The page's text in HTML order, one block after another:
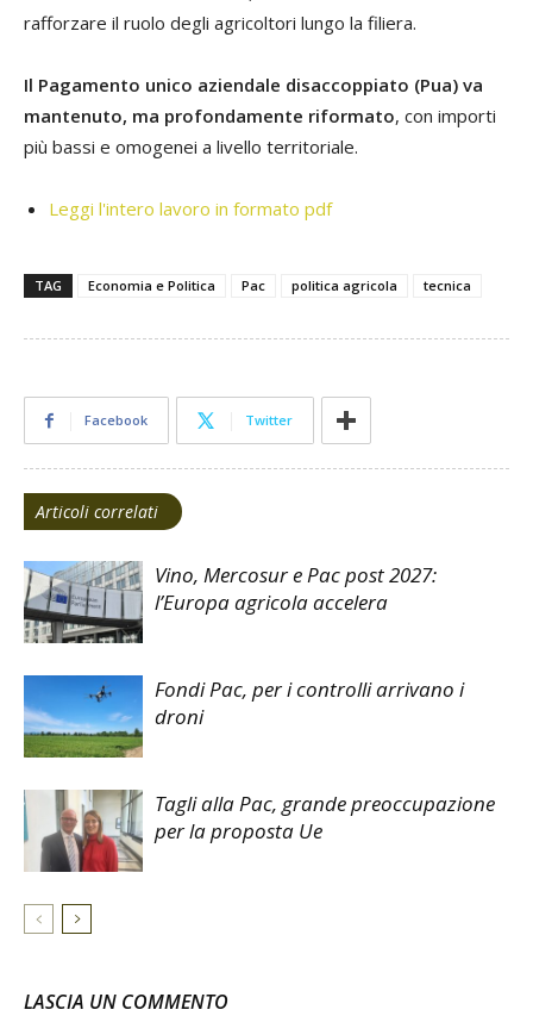
rafforzare il ruolo degli agricoltori lungo la filiera.
Il Pagamento unico aziendale disaccoppiato (Pua) va
mantenuto, ma profondamente riformato, con importi
più bassi e omogenei a livello territoriale.
Leggi l'intero lavoro in formato pdf
TAG Economia e Politica Pac politica agricola tecnica
Facebook Twitter
Articoli correlati
Vino, Mercosur e Pac post 2027:
l’Europa agricola accelera
Fondi Pac, per i controlli arrivano i
droni
Tagli alla Pac, grande preoccupazione
per la proposta Ue
LASCIA UN COMMENTO